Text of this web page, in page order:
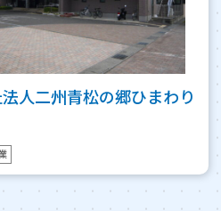
人二州青松の郷ひまわり